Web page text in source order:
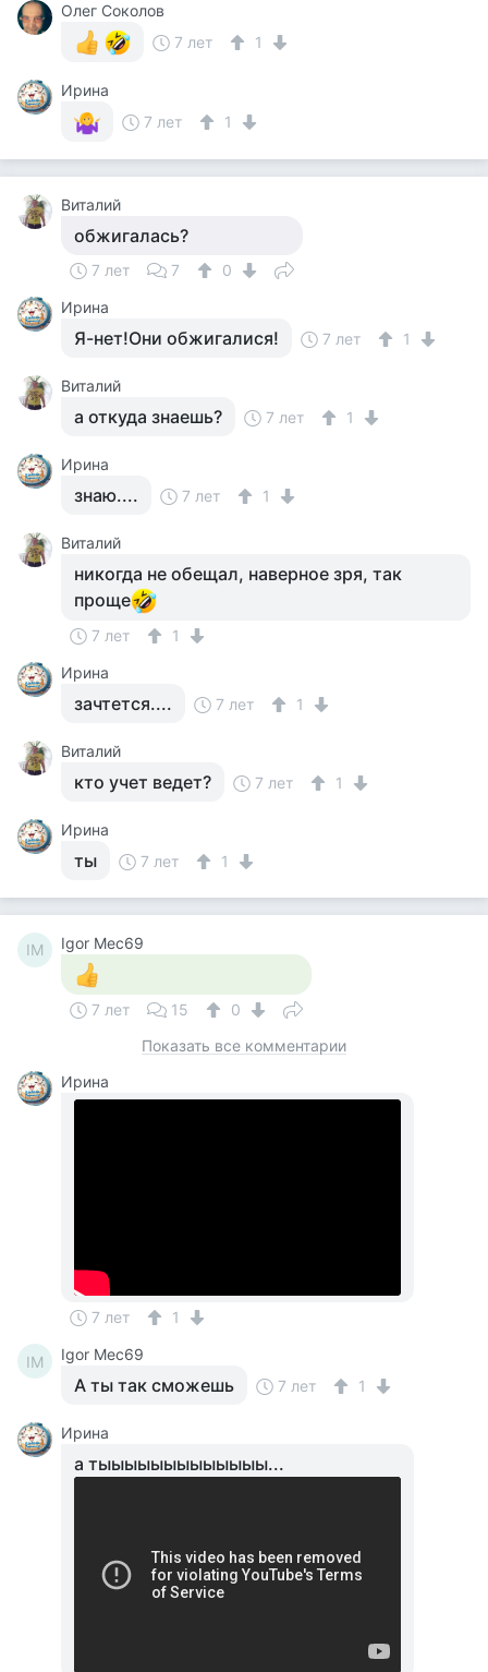
Олег Соколов
7 лет
1
Ирина
7 лет
1
Виталий
обжигалась?
7 лет 7
0
Ирина
Я-нет!Они обжигалися! 7 лет 1
Виталий
а откуда знаешь? 7 лет 1
Ирина
знаю.... 7 лет 1
Виталий
никогда не обещал, наверное зря, так
проще
7 лет
1
Ирина
зачтется.... 7 лет 1
Виталий
кто учет ведет? 7 лет 1
Ирина
ты 7 лет 1
IM Igor Mec69
7 лет 15
0
Показать все комментарии
Ирина
7 лет 1
IM Igor Mec69
А ты так сможешь 7 лет 1
Ирина
а тыыыыыыыыыыыыы...